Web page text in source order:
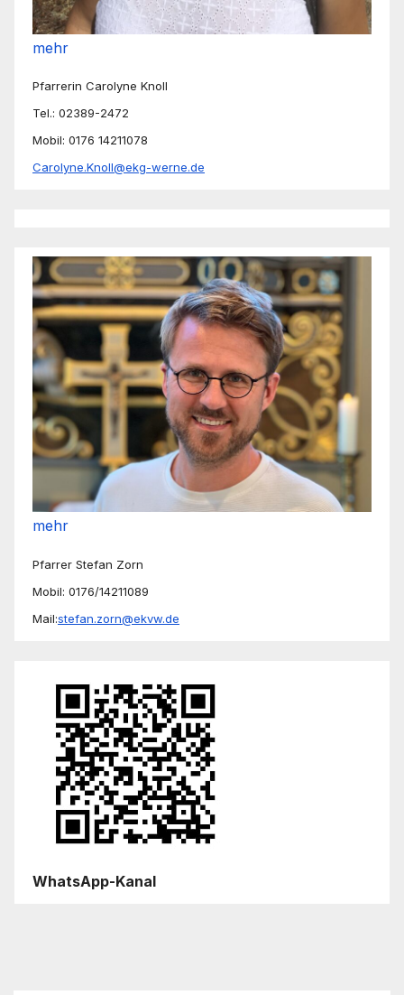
mehr
Pfarrerin Carolyne Knoll
Tel.: 02389-2472
Mobil: 0176 14211078
Carolyne.Knoll@ekg-werne.de
mehr
Pfarrer Stefan Zorn
Mobil: 0176/14211089
Mail:stefan.zorn@ekvw.de
WhatsApp-Kanal